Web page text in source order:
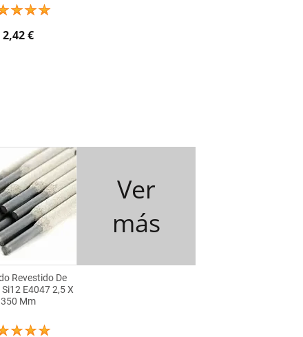
2,42 €
Revestido De
E4047 2,5 X
350 Mm
Ver
más